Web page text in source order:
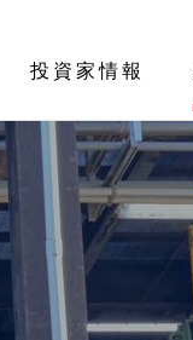
投資家情報